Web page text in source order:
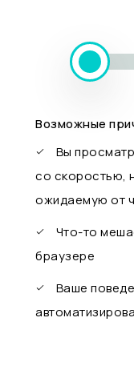
Возможные
Вы
со скоростью,
ожидаемую от
Что-то
браузере
Ваше